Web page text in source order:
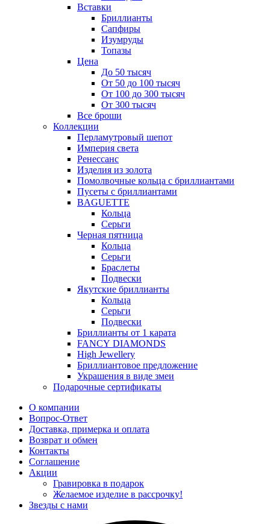
Вставки
Бриллианты
Сапфиры
Изумруды
Топазы
Цена
До 50 тысяч
От 50 до 100 тысяч
От 100 до 300 тысяч
От 300 тысяч
Все броши
Коллекции
Перламутровый шепот
Империя света
Ренессанс
Изделия из золота
Помолвочные кольца с бриллиантами
Пусеты с бриллиантами
BAGUETTE
Кольца
Серьги
Черная пятница
Кольца
Серьги
Браслеты
Подвески
Якутские бриллианты
Кольца
Серьги
Подвески
Бриллианты от 1 карата
FANCY DIAMONDS
High Jewellery
Бриллиантовое предложение
Украшения в виде змеи
Подарочные сертификаты
О компании
Вопрос-Ответ
Доставка, примерка и оплата
Возврат и обмен
Контакты
Соглашение
Акции
Гравировка в подарок
Желаемое изделие в рассрочку!
Звезды с нами